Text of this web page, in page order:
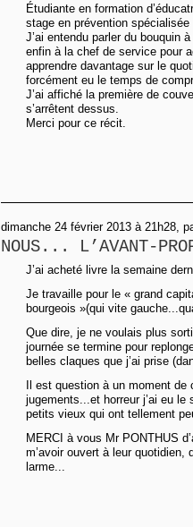
Étudiante en formation
stage en prévention spécialisée
J’ai entendu parler du bouquin
enfin à la chef de service pour
apprendre davantage sur le
forcément eu le temps de
J’ai affiché la première de
s’arrêtent dessus.
Merci pour ce récit.
dimanche 24 février 2013 à 21h28,
NOUS... L’AVANT-
J’ai acheté livre la semaine
Je travaille pour le « grand
bourgeois »(qui vite
Que dire, je ne voulais plus
journée se termine pour
belles claques que j’ai prise
Il est question à un moment
jugements...et horreur j’ai eu
petits vieux qui ont tellement
MERCI à vous Mr PONTHUS
m’avoir ouvert à leur quotidien,
larme...